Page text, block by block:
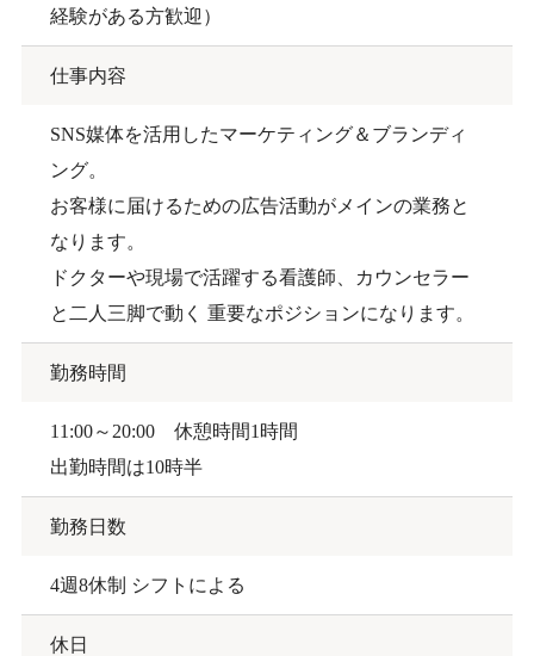
経験がある方歓迎）
仕事内容
SNS媒体を活用したマーケティング＆ブランディ
ング。
お客様に届けるための広告活動がメインの業務と
なります。
ドクターや現場で活躍する看護師、カウンセラー
と二人三脚で動く 重要なポジションになります。
勤務時間
11:00～20:00 休憩時間1時間
出勤時間は10時半
勤務日数
4週8休制 シフトによる
休日